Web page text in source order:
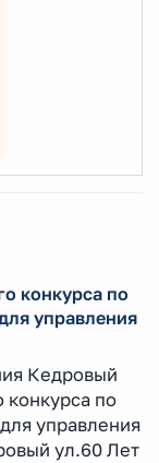
конкурса по
управления
Кедровый
конкурса по
управления
ул.60 Лет